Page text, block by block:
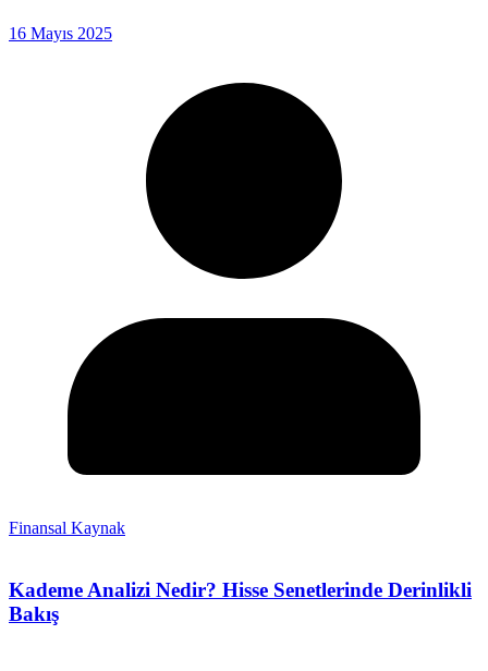
16 Mayıs 2025
Finansal Kaynak
Kademe Analizi Nedir? Hisse Senetlerinde Derinlikli
Bakış